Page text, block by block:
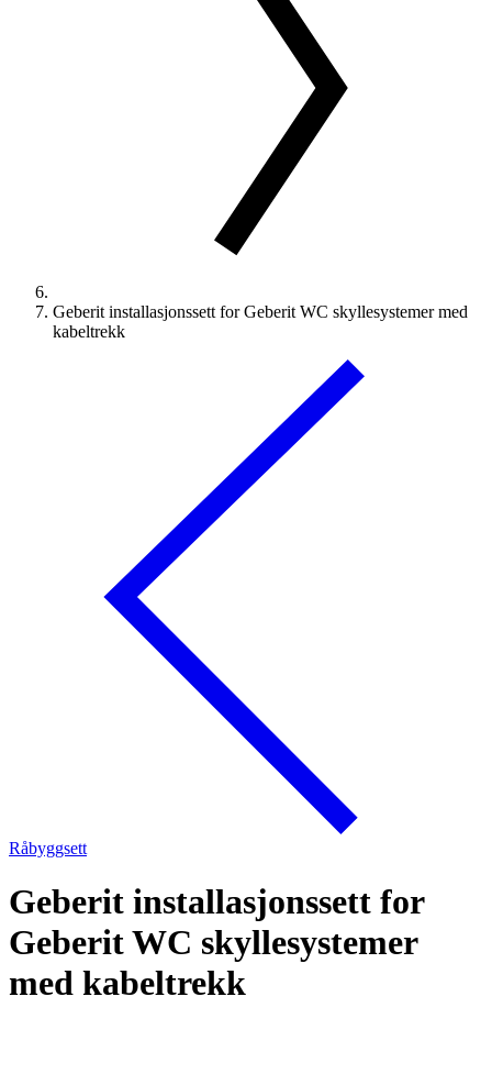
Geberit installasjonssett for Geberit WC skyllesystemer med
kabeltrekk
Råbyggsett
Geberit installasjonssett for
Geberit WC skyllesystemer
med kabeltrekk